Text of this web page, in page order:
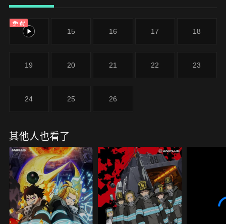
免費
14 15 16 17 18
19 20 21 22 23
24 25 26
其他人也看了